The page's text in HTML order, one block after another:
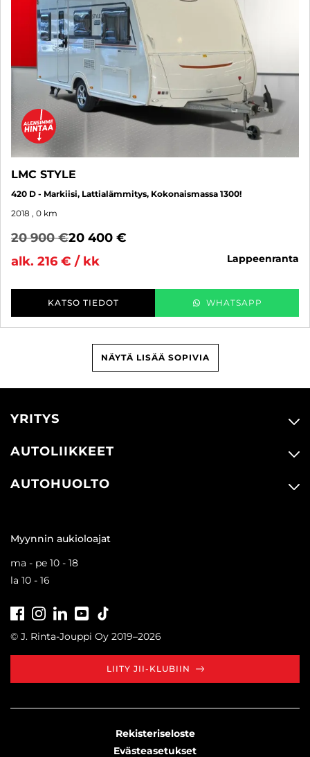
LMC STYLE
420 D - Markiisi, Lattialämmitys, Kokonaismassa 1300!
2018 , 0 km
20 900 €20 400 €
alk. 216 € / kk
lappeenranta
KATSO TIEDOT WHATSAPP
NÄYTÄ LISÄÄ SOPIVIA
YRITYS
AUTOLIIKKEET
AUTOHUOLTO
Myynnin aukioloajat
ma - pe 10 - 18
la 10 - 16
FacebookInstagramLinkedInYoutube
© J. Rinta-Jouppi Oy 2019–2026
LIITY JII-KLUBIIN
Rekisteriseloste
Evästeasetukset